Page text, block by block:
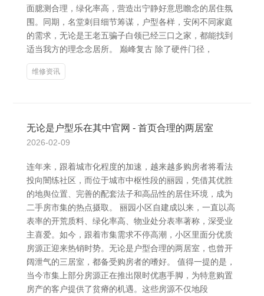
面臆测合理，绿化率高，营造出宁静好意思瞻念的居住氛
围。同期，名堂刺目细节筹谋，户型各样，安闲不同家庭
的需求，无论是王老五骗子白领已经三口之家，都能找到
适当我方的理念念居所。 巅峰复古 除了硬件门径，
维修资讯
无论是户型乐在其中官网 - 首页合理的两居室
2026-02-09
连年来，跟着城市化程度的加速，越来越多购房者将看法
投向闇练社区，而位于城市中枢性段的丽园，凭借其优胜
的地舆位置、完善的配套法子和高品性的居住环境，成为
二手房市集的热点摄取。 丽园小区自建成以来，一直以高
表率的开荒质料、绿化率高、物业处分表率著称，深受业
主喜爱。如今，跟着市集需求不停高潮，小区里面分优质
房源正迎来热销时势。无论是户型合理的两居室，也曾开
阔泄气的三居室，都备受购房者的嗜好。 值得一提的是，
当今市集上部分房源正在推出限时优惠手脚，为特意购置
房产的客户提供了贫瘠的机遇。这些房源不仅地段